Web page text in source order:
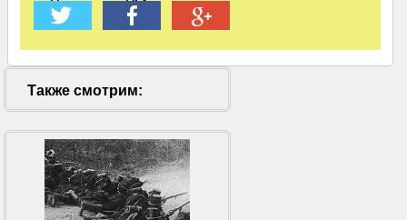
Также смотрим: